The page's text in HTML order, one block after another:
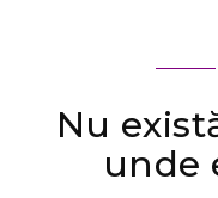
Nu
unde